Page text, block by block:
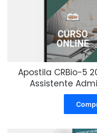
Apostila CRBio-5
Assistente